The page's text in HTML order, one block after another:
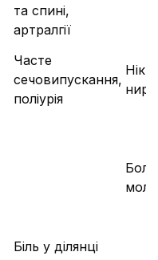
та спині,
артралгії
Часте
сечовипускання,
поліурія
Біль у ділянці